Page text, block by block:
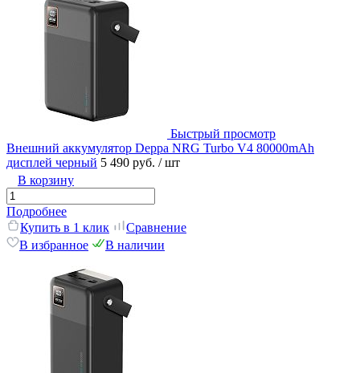
Быстрый просмотр
Внешний аккумулятор Deppa NRG Turbo V4 80000mAh
дисплей черный 5 490 руб. / шт
В корзину
Подробнее
Купить в 1 клик
Сравнение
В избранное
В наличии